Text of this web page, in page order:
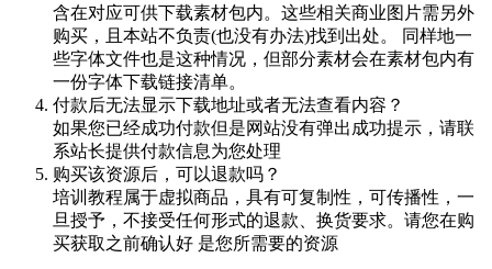
含在对应可供下载素材包内。这些相关商业图片需另外
购买，且本站不负责(也没有办法)找到出处。 同样地一
些字体文件也是这种情况，但部分素材会在素材包内有
一份字体下载链接清单。
付款后无法显示下载地址或者无法查看内容？
如果您已经成功付款但是网站没有弹出成功提示，请联
系站长提供付款信息为您处理
购买该资源后，可以退款吗？
培训教程属于虚拟商品，具有可复制性，可传播性，一
旦授予，不接受任何形式的退款、换货要求。请您在购
买获取之前确认好 是您所需要的资源